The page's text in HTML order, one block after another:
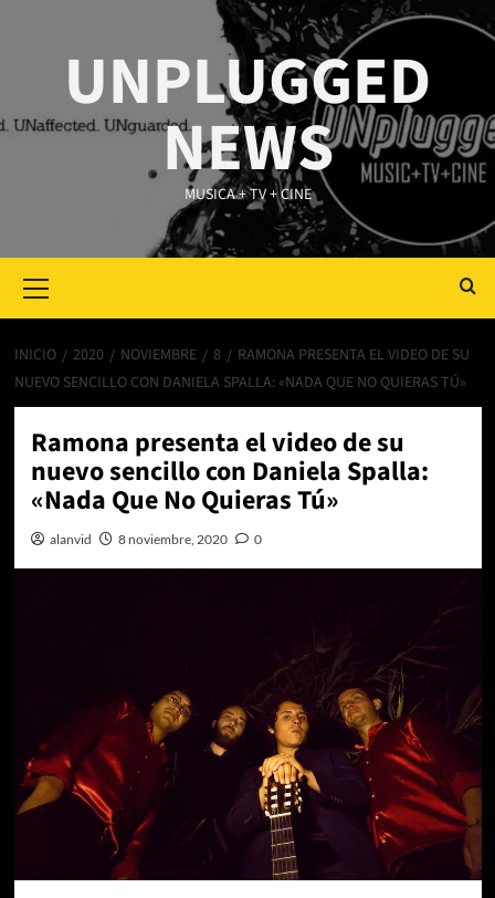
UNPLUGGED
NEWS
MUSICA + TV + CINE
Menu
INICIO 2020 NOVIEMBRE 8
RAMONA PRESENTA EL VIDEO DE SU
NUEVO SENCILLO CON DANIELA SPALLA: «NADA QUE NO QUIERAS TÚ»
Ramona presenta el video de su
nuevo sencillo con Daniela Spalla:
«Nada Que No Quieras Tú»
alanvid 8 noviembre, 2020 0